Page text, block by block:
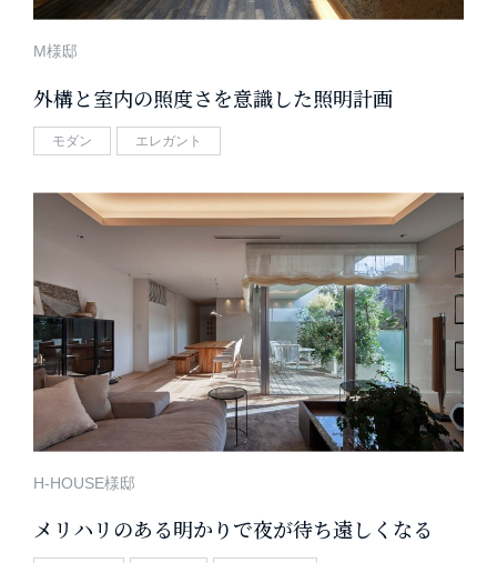
M様邸
外構と室内の照度さを意識した照明計画
モダン エレガント
H-HOUSE様邸
メリハリのある明かりで夜が待ち遠しくなる